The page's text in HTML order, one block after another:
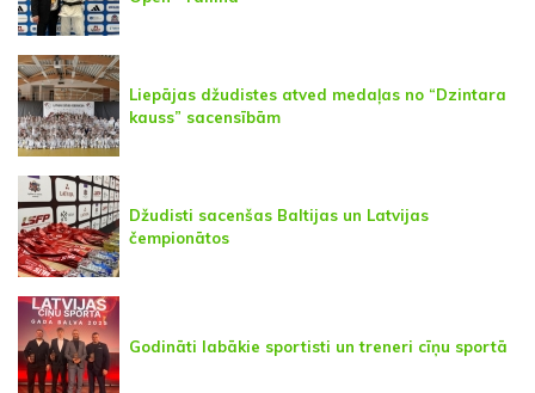
Liepājas džudistes atved medaļas no “Dzintara
kauss” sacensībām
Džudisti sacenšas Baltijas un Latvijas
čempionātos
Godināti labākie sportisti un treneri cīņu sportā